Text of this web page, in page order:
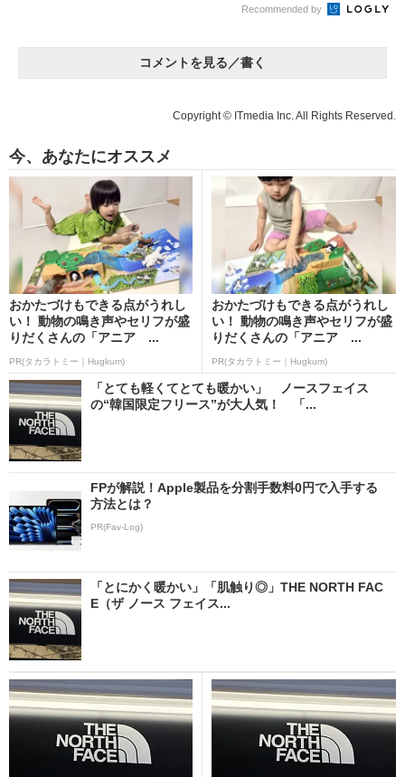
Recommended by
コメントを見る／書く
Copyright © ITmedia Inc. All Rights Reserved.
今、あなたにオススメ
おかたづけもできる点がうれし
い！ 動物の鳴き声やセリフが盛
りだくさんの「アニア ...
PR(タカラトミー｜Hugkum)
おかたづけもできる点がうれし
い！ 動物の鳴き声やセリフが盛
りだくさんの「アニア ...
PR(タカラトミー｜Hugkum)
「とても軽くてとても暖かい」 ノースフェイス
の“韓国限定フリース”が大人気！ 「...
FPが解説！Apple製品を分割手数料0円で入手する
方法とは？
PR(Fav-Log)
「とにかく暖かい」「肌触り◎」THE NORTH FAC
E（ザ ノース フェイス...